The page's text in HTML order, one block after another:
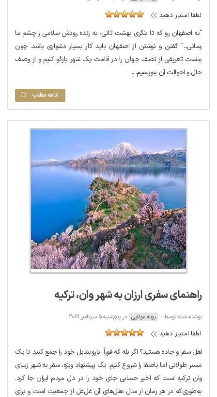
لطفا امتیاز دهید
"به اصفهان رو که تا بنگری بهشت ثانی، به زنده رودش سلامی ز چشم ما
رسانی..." گفتن و نوشتن از اصفهان باید کار بسیار دشواری باشد. چون
بناست تعریفی از نصف جهان را در قامت یک شهر بازگو کنیم و از وصف
حال و احوالت آن بنویسیم....
ادامه مطلب
راهنمای سفری ارزان به شهر وان، ترکیه
نوشته شده توسط : پونه مولایی در پنج‌شنبه 5 سپتامبر 2019
لطفا امتیاز دهید
اهل سفر و جاده هستید؟ اگر بله که فوراً باروبندیل خود را جمع کنید تا یک
مسیر طولانی اما باصفا را شروع کنیم. یک پیشنهاد ویژه، سفر به شهر زیبای
وان ترکیه است که اخیر حسابی جای خود را در دل مردم ایران جا کرد.
به‌طوری‌که در هر زمان از سال هتل‌های آن غل‌غل از جمعیت است و برای